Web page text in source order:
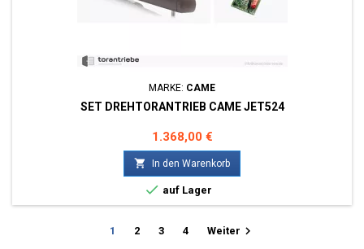
MARKE: CAME
SET DREHTORANTRIEB CAME JET524
Preis
1.368,00 €
 In den Warenkorb
 auf Lager
1 2 3 4 Weiter 